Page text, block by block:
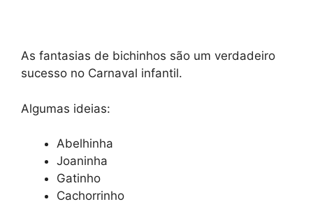
As fantasias de bichinhos são um verdadeiro
sucesso no Carnaval infantil.
Algumas ideias:
Abelhinha
Joaninha
Gatinho
Cachorrinho